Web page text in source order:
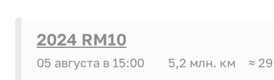
2024 RM10
05 августа в 15:00 5,2 млн. км ≈